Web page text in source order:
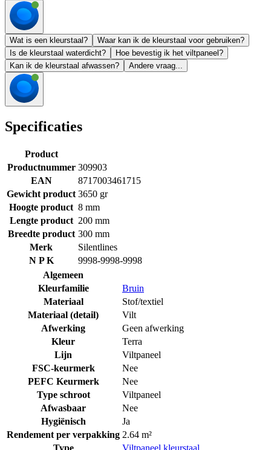
Wat is een kleurstaal?
Waar kan ik de kleurstaal voor gebruiken?
Is de kleurstaal waterdicht?
Hoe bevestig ik het viltpaneel?
Kan ik de kleurstaal afwassen?
Andere vraag...
Specificaties
Product
Productnummer 309903
EAN
8717003461715
Gewicht product 3650 gr
Hoogte product 8 mm
Lengte product 200 mm
Breedte product 300 mm
Merk
Silentlines
N P K
9998-9998-9998
Algemeen
Kleurfamilie
Bruin
Materiaal
Stof/textiel
Materiaal (detail)
Vilt
Afwerking
Geen afwerking
Kleur
Terra
Lijn
Viltpaneel
FSC-keurmerk
Nee
PEFC Keurmerk
Nee
Type schroot
Viltpaneel
Afwasbaar
Nee
Hygiënisch
Ja
Rendement per verpakking 2.64 m²
Type
Viltpaneel kleurstaal